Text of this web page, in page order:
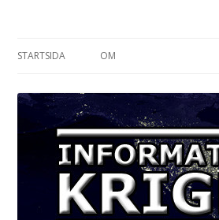
STARTSIDA OM